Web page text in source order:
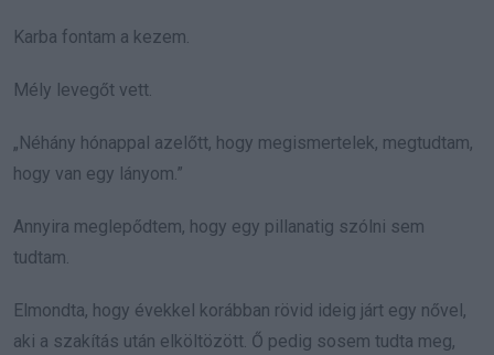
Karba fontam a kezem.
Mély levegőt vett.
„Néhány hónappal azelőtt, hogy megismertelek, megtudtam,
hogy van egy lányom.”
Annyira meglepődtem, hogy egy pillanatig szólni sem
tudtam.
Elmondta, hogy évekkel korábban rövid ideig járt egy nővel,
aki a szakítás után elköltözött. Ő pedig sosem tudta meg,